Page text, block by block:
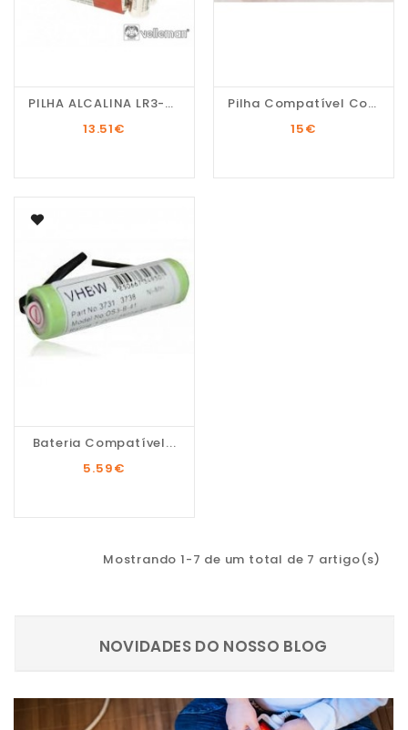
PILHA ALCALINA LR3-AAA...
13.51€
Pilha Compatível Com...
15€
Bateria Compatível...
5.59€
Mostrando 1-7 de um total de 7 artigo(s)
NOVIDADES DO NOSSO BLOG